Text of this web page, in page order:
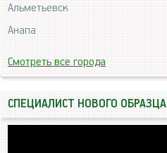
Альметьевск
Анапа
Смотреть все города
СПЕЦИАЛИСТ НОВОГО ОБРАЗЦА